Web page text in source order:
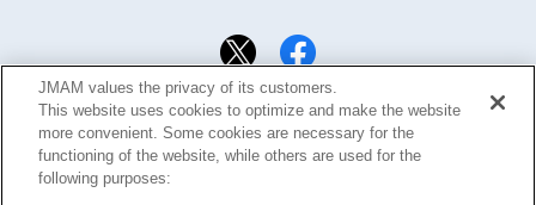
JMAM values the privacy of its customers.
This website uses cookies to optimize and make the website
more convenient. Some cookies are necessary for the
functioning of the website, while others are used for the
following purposes: